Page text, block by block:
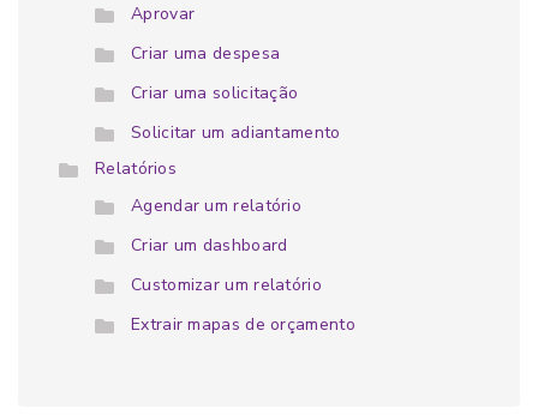
Aprovar
Criar uma despesa
Criar uma solicitação
Solicitar um adiantamento
Relatórios
Agendar um relatório
Criar um dashboard
Customizar um relatório
Extrair mapas de orçamento